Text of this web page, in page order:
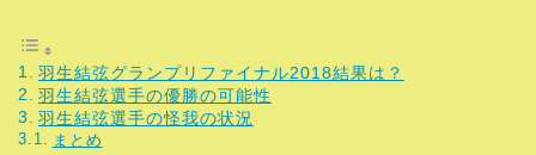
羽生結弦グランプリファイナル2018結果は？
羽生結弦選手の優勝の可能性
羽生結弦選手の怪我の状況
まとめ